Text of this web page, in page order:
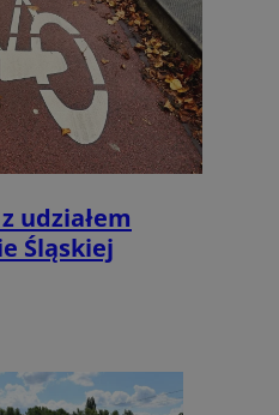
udziałem
Śląskiej